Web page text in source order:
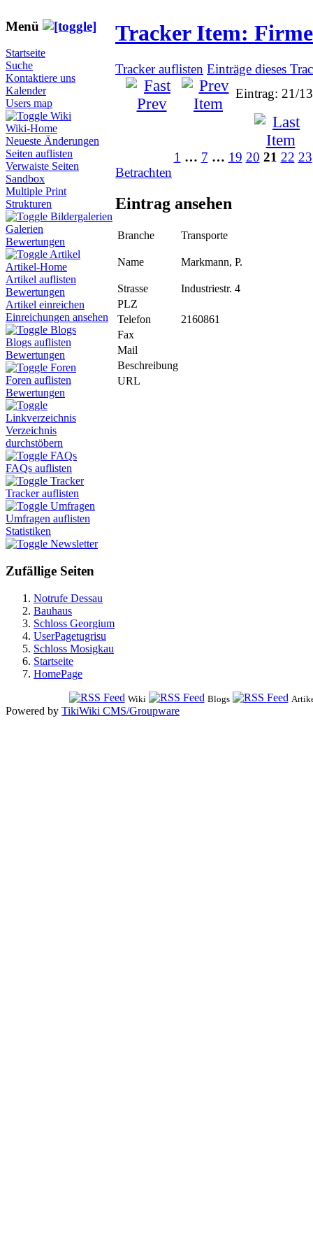
Menü
Startseite
Suche
Kontaktiere uns
Kalender
Users map
Wiki
Wiki-Home
Neueste Änderungen
Seiten auflisten
Verwaiste Seiten
Sandbox
Multiple Print
Strukturen
Bildergalerien
Galerien
Bewertungen
Artikel
Artikel-Home
Artikel auflisten
Bewertungen
Artikel einreichen
Einreichungen ansehen
Blogs
Blogs auflisten
Bewertungen
Foren
Foren auflisten
Bewertungen
Linkverzeichnis
Verzeichnis
durchstöbern
FAQs
FAQs auflisten
Tracker
Tracker auflisten
Umfragen
Umfragen auflisten
Statistiken
Newsletter
Zufällige Seiten
Notrufe Dessau
Bauhaus
Schloss Georgium
UserPagetugrisu
Schloss Mosigkau
Startseite
HomePage
Tracker Item:
Tracker auflisten Einträge dieses
Eintrag: 21/
1 … 7 … 19 20 21 22 23
Betrachten
Eintrag ansehen
Branche Transporte
Name Markmann, P.
Strasse
Industriestr. 4
PLZ
Telefon
2160861
Fax
Mail
Beschreibung
URL
Wiki Blogs
Powered by TikiWiki CMS/Groupware